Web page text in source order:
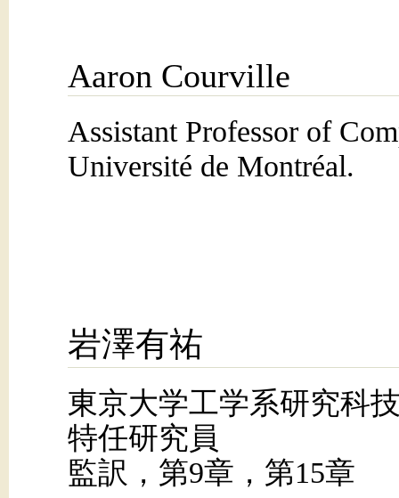
Aaron Courville
Assistant Professor of
Université de Montréal.
岩澤有祐
東京大学工学系研究科
特任研究員
監訳，第9章，第15章